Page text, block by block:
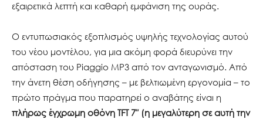
εξαιρετικά λεπτή και καθαρή εμφάνιση της ουράς.
Ο εντυπωσιακός εξοπλισμός υψηλής τεχνολογίας αυτού
του νέου μοντέλου, για μια ακόμη φορά διευρύνει την
απόσταση του Piaggio MP3 από τον ανταγωνισμό. Από
την άνετη θέση οδήγησης – με βελτιωμένη εργονομία – το
πρώτο πράγμα που παρατηρεί ο αναβάτης είναι η
πλήρως έγχρωμη οθόνη TFT 7″ (η μεγαλύτερη σε αυτή την